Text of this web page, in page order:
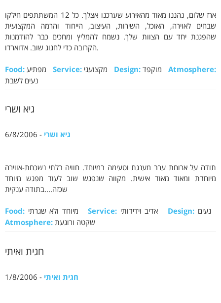
ארז שלום, נהננו מאוד מהאירוע שערכנו אצלך. כל 12 המשתתפים חילקו
שבחים לאוירה, האוכל, השירות, העיצוב, הייחוד והרמה המקצועית
שהפגנת יחד עם הצוות שלך. נשמח להמליץ ומחכים כבר להזדמנות
הקרובה כדי לחגוג שוב. אדוארדו.
Food: Service: Design: Atmosphere:
נעים לשבת
גיא ושרי
גיא ושרי - 6/8/2006
תודה על ארוחת ערב מענגת וטעימה במיוחד. חוויה בלתי נשכחת-אווירה
מיוחדת ומאוד מאוד אישית. מקווה שנפגש שוב לעוד מפגש מיוחד
שכזה....בתודה ענקית
Food: מיוחד ולא שגרתיService: Design: נעים
Atmosphere: שקטה ורוגעת
חגית ואיתי
חגית ואיתי - 1/8/2006